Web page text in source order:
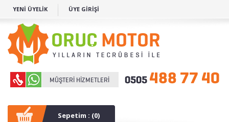
YENİ ÜYELİK ÜYE GİRİŞİ
Sepetim : (0)